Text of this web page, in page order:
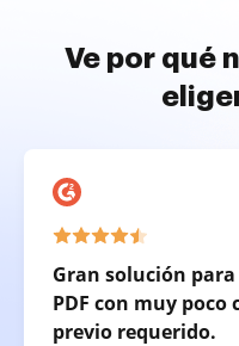
Ve por qué
Gran solución
PDF con muy
previo requerido.